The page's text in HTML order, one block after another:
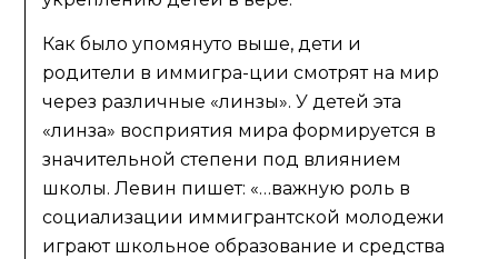
Как было упомянуто выше, дети и
родители в иммигра-ции смотрят на мир
через различные «линзы». У детей эта
«линза» восприятия мира формируется в
значительной степени под влиянием
школы. Левин пишет: «…важную роль в
социализации иммигрантской молодежи
играют школьное образование и средства